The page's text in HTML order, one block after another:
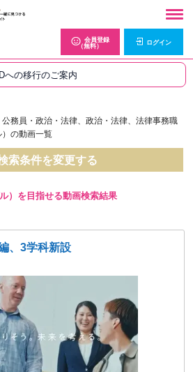
会員登録
（無料）
ログイン
への移行のご案内
務員・政治・法律、政治・法律、法律事務職
）の動画一覧
索条件を変更する
）を目指せる動画検索結果
、3学科新設